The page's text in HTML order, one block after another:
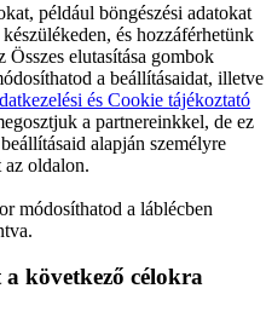
például böngészési adatokat
és hozzáférhetünk
Összes elutasítása gombok
a beállításaidat, illetve
és Cookie tájékoztató
a partnereinkkel, de ez
alapján személyre
az oldalon.
módosíthatod a láblécben
következő célokra